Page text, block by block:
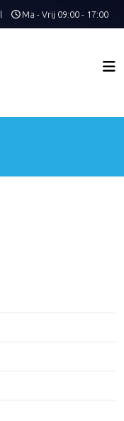
Ma - Vrij 09:00 - 17:00